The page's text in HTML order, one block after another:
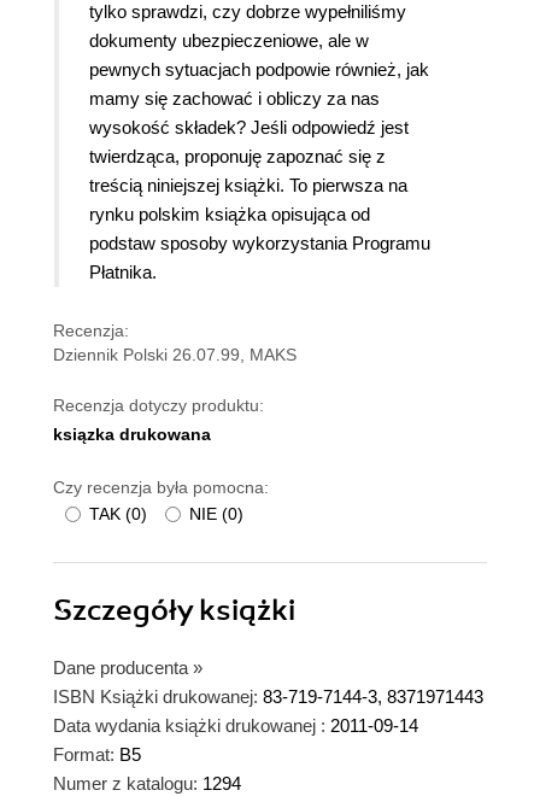
tylko sprawdzi, czy dobrze wypełniliśmy
dokumenty ubezpieczeniowe, ale w
pewnych sytuacjach podpowie również, jak
mamy się zachować i obliczy za nas
wysokość składek? Jeśli odpowiedź jest
twierdząca, proponuję zapoznać się z
treścią niniejszej książki. To pierwsza na
rynku polskim książka opisująca od
podstaw sposoby wykorzystania Programu
Płatnika.
Recenzja:
Dziennik Polski 26.07.99, MAKS
Recenzja dotyczy produktu:
ksiązka drukowana
Czy recenzja była pomocna:
TAK (0) NIE (0)
Szczegółyksiążki
Dane producenta »
ISBN Książki drukowanej: 83-719-7144-3, 8371971443
Data wydania książki drukowanej : 2011-09-14
Format: B5
Numer z katalogu: 1294